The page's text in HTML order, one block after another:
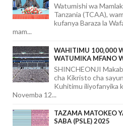
Watumishi wa
Tanzania (TCAA),
kufanya Baraza la
mam...
WAHITIMU 100,000
WATUMIKA MFANO
SHINCHEONJI
cha Kikristo cha
Kuhitimu iliyofanyika
Novemba 12...
TAZAMA MATOKEO
SABA (PSLE) 2025